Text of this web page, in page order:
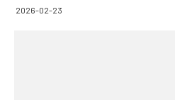
2026-02-23